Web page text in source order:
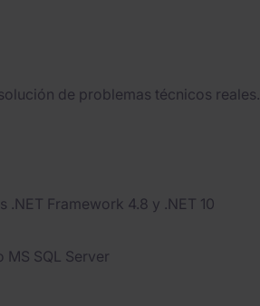
de problemas técnicos reales.
Framework 4.8 y .NET 10
SQL Server